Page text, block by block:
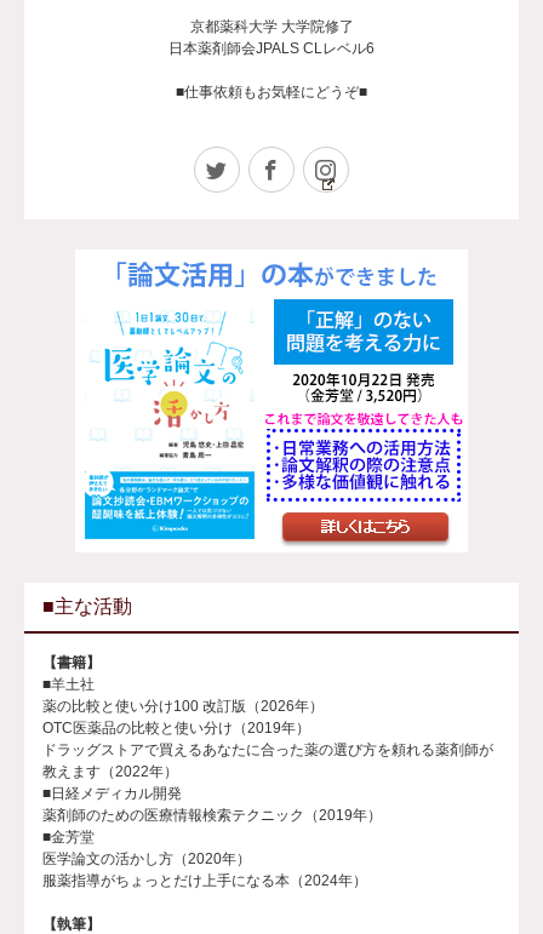
京都薬科大学 大学院修了
日本薬剤師会JPALS CLレベル6
■仕事依頼もお気軽にどうぞ■
Twitter Facebook
■主な活動
【書籍】
■羊土社
薬の比較と使い分け100 改訂版（2026年）
OTC医薬品の比較と使い分け（2019年）
ドラッグストアで買えるあなたに合った薬の選び方を頼れる薬剤師が
教えます（2022年）
■日経メディカル開発
薬剤師のための医療情報検索テクニック（2019年）
■金芳堂
医学論文の活かし方（2020年）
服薬指導がちょっとだけ上手になる本（2024年）
【執筆】